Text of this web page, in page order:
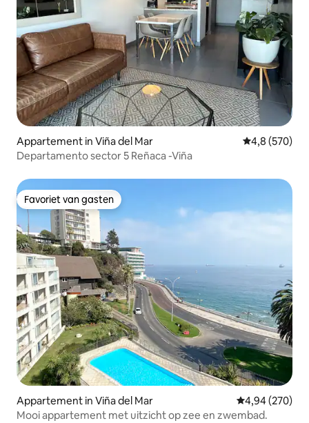
Appartement in Viña del Mar Gemiddelde
4,8 (570)
Departamento sector 5 Reñaca -Viña
Favoriet van gasten
Favoriet van gasten
Appartement in Viña del Mar Gemiddelde
4,94 (270)
Mooi appartement met uitzicht op zee en zwembad.